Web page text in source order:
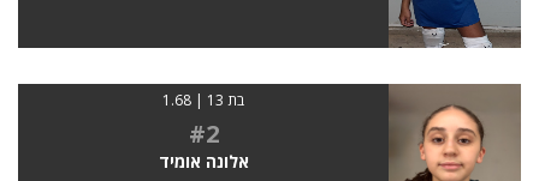
בת 13 | 1.68
#2
אלונה אומיד